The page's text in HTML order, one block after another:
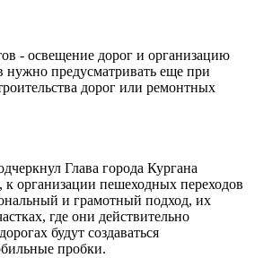
- освещение дорог и организацию
нужно предусматривать еще при
дорог или ремонтных
Глава города Кургана
организации пешеходных переходов
и грамотный подход, их
где они действительно
будут создаваться
пробки.